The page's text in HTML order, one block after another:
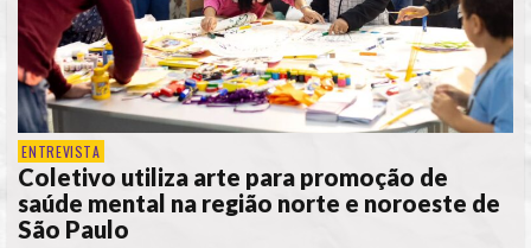
ENTREVISTA
Coletivo utiliza arte para promoção de
saúde mental na região norte e noroeste de
São Paulo